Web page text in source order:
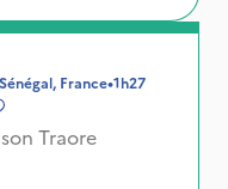
Sénégal, France•1h27
Traore